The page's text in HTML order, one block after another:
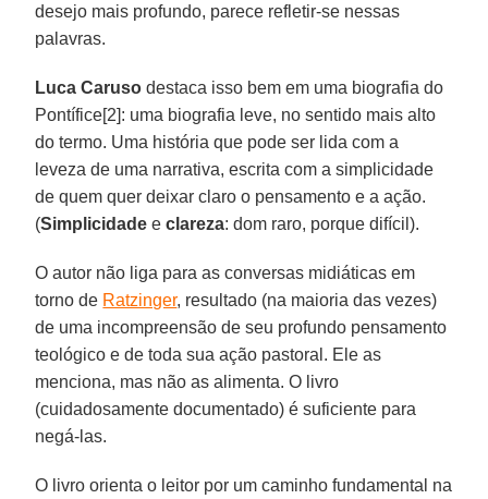
desejo mais profundo, parece refletir-se nessas
palavras.
Luca Caruso destaca isso bem em uma biografia do
Pontífice[2]: uma biografia leve, no sentido mais alto
do termo. Uma história que pode ser lida com a
leveza de uma narrativa, escrita com a simplicidade
de quem quer deixar claro o pensamento e a ação.
(Simplicidade eclareza: dom raro, porque difícil).
O autor não liga para as conversas midiáticas em
torno de Ratzinger, resultado (na maioria das vezes)
de uma incompreensão de seu profundo pensamento
teológico e de toda sua ação pastoral. Ele as
menciona, mas não as alimenta. O livro
(cuidadosamente documentado) é suficiente para
negá-las.
O livro orienta o leitor por um caminho fundamental na